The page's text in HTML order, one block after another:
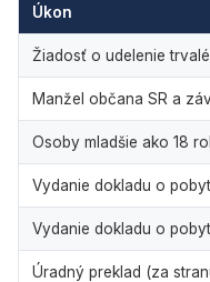
Úkon
Žiadosť o udelenie
Manžel občana SR a
Osoby mladšie ako 18
Vydanie dokladu o
Vydanie dokladu o
Úradný preklad (za